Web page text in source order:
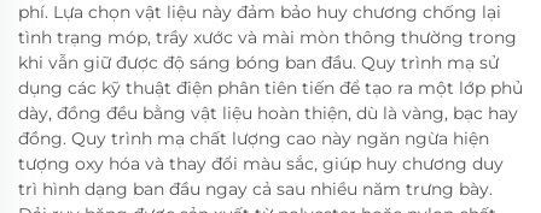
phí. Lựa chọn vật liệu này đảm bảo huy chương chống lại
tình trạng móp, trầy xước và mài mòn thông thường trong
khi vẫn giữ được độ sáng bóng ban đầu. Quy trình mạ sử
dụng các kỹ thuật điện phân tiên tiến để tạo ra một lớp phủ
dày, đồng đều bằng vật liệu hoàn thiện, dù là vàng, bạc hay
đồng. Quy trình mạ chất lượng cao này ngăn ngừa hiện
tượng oxy hóa và thay đổi màu sắc, giúp huy chương duy
trì hình dạng ban đầu ngay cả sau nhiều năm trưng bày.